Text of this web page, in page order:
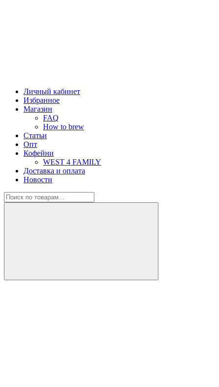
Личный кабинет
Избранное
Магазин
FAQ
How to brew
Статьи
Опт
Кофейни
WEST 4 FAMILY
Доставка и оплата
Новости